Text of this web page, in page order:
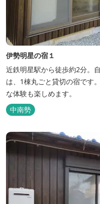
伊勢明星の宿１
近鉄明星駅から徒歩約2分。
は、1棟丸ごと貸切の宿です
な体験も楽しめます。
中南勢